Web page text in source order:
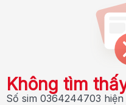
Không tìm
Số sim 0364244703